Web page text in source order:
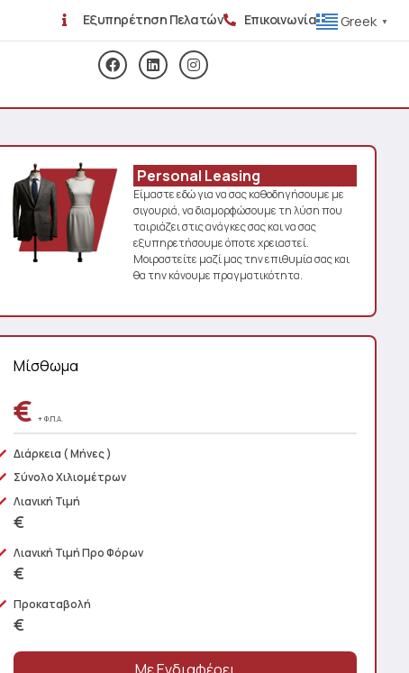
Εξυπηρέτηση Πελατών Επικοινωνία Greek ▼
Personal Leasing
Είμαστε εδώ για να σας καθοδηγήσουμε με
σιγουριά, να διαμορφώσουμε τη λύση που
ταιριάζει στις ανάγκες σας και να σας
εξυπηρετήσουμε όποτε χρειαστεί.
Μοιραστείτε μαζί μας την επιθυμία σας και
θα την κάνουμε πραγματικότητα.
Μίσθωμα
€+ Φ.Π.Α.
Διάρκεια ( Μήνες )
Σύνολο Χιλιομέτρων
Λιανική Τιμή
€
Λιανική Τιμή Προ Φόρων
€
Προκαταβολή
€